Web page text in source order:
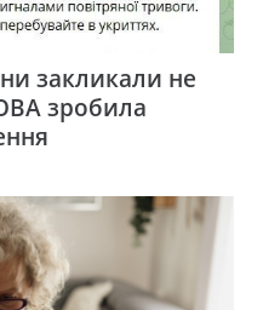
закликали не
зробила